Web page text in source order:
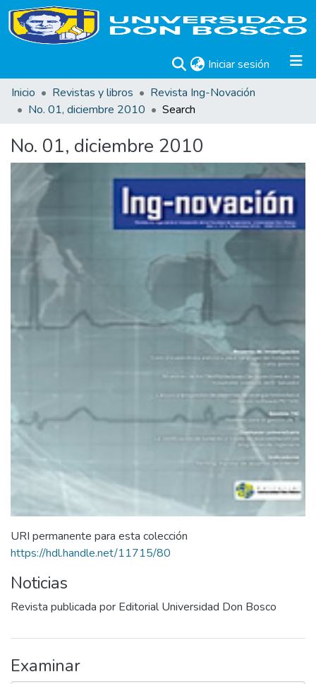
Iniciar sesión (current)
Inicio
Revistas y libros
Revista Ing-Novación
No. 01, diciembre 2010
Search
No. 01, diciembre 2010
URI permanente para esta colección
https://hdl.handle.net/11715/80
Noticias
Revista publicada por Editorial Universidad Don Bosco
Examinar